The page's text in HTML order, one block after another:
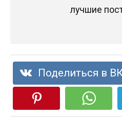
лучшие
Поделиться в